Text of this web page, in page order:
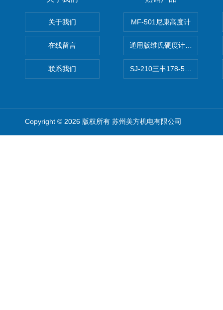
关于我们
在线留言
联系我们
MF-501尼康高度计
通用版维氏硬度计软件 自动
SJ-210三丰178-560-11DC粗
Copyright © 2026 版权所有 苏州美方机电有限公司